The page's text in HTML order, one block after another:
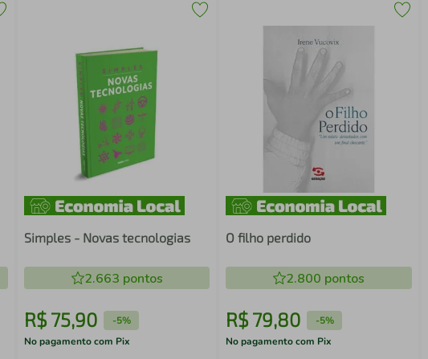
Simples - Novas tecnologias
2.663 pontos
R$ 75,90 -5%
No pagamento com Pix
O filho perdido
2.800 pontos
R$79,80 -5%
No pagamento com Pix